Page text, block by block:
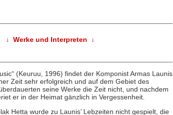
↓ Werke und Interpreten ↓
(Keuruu, 1996) findet der Komponist Armas Launis
Zeit sehr erfolgreich und auf dem Gebiet des
seine Werke die Zeit nicht, und nachdem
er in der Heimat gänzlich in Vergessenheit.
Hetta wurde zu Launis’ Lebzeiten nicht gespielt, die